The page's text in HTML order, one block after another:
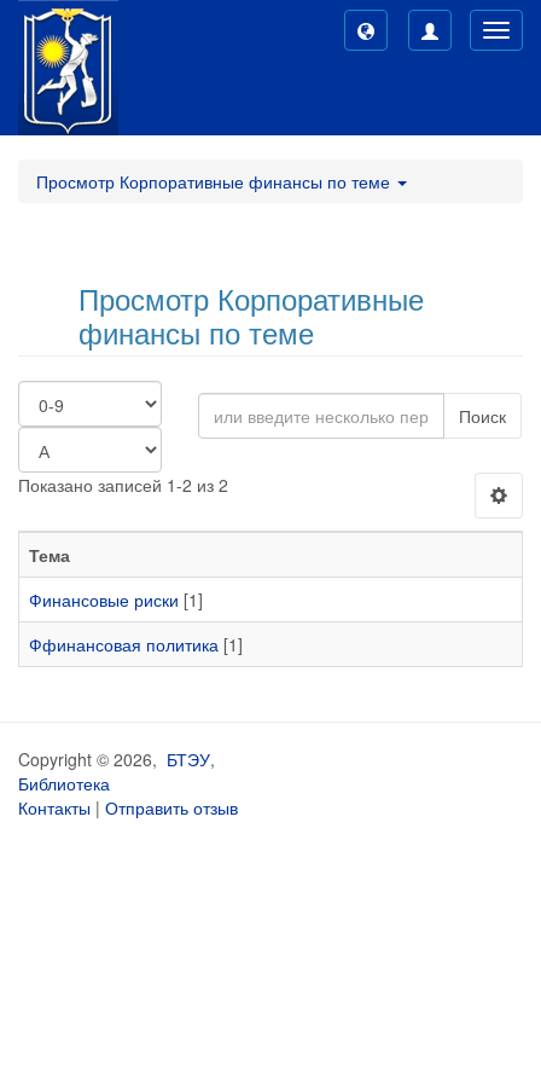
Просмотр Корпоративные финансы по теме
Просмотр Корпоративные
финансы по теме
Поиск
Показано записей 1-2 из 2
Тема
Финансовые риски [1]
Ффинансовая политика [1]
Copyright © 2026, БТЭУ,
Библиотека
Контакты | Отправить отзыв